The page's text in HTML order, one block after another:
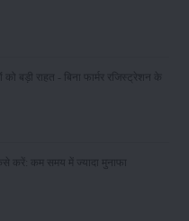
को बड़ी राहत - बिना फार्मर रजिस्ट्रेशन के
करें: कम समय में ज्यादा मुनाफा